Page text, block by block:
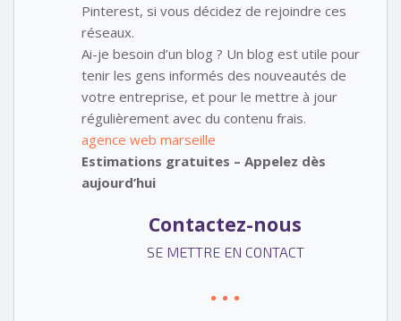
Pinterest, si vous décidez de rejoindre ces
réseaux.
Ai-je besoin d’un blog ? Un blog est utile pour
tenir les gens informés des nouveautés de
votre entreprise, et pour le mettre à jour
régulièrement avec du contenu frais.
agence web marseille
Estimations gratuites – Appelez dès
aujourd’hui
Contactez-nous
SE METTRE EN CONTACT